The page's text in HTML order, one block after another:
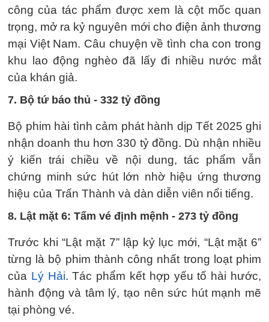
công của tác phẩm được xem là cột mốc quan
trọng, mở ra kỷ nguyên mới cho điện ảnh thương
mại Việt Nam. Câu chuyện về tình cha con trong
khu lao động nghèo đã lấy đi nhiều nước mắt
của khán giả.
7. Bộ tứ báo thủ - 332 tỷ đồng
Bộ phim hài tình cảm phát hành dịp Tết 2025 ghi
nhận doanh thu hơn 330 tỷ đồng. Dù nhận nhiều
ý kiến trái chiều về nội dung, tác phẩm vẫn
chứng minh sức hút lớn nhờ hiệu ứng thương
hiệu của Trấn Thành và dàn diễn viên nổi tiếng.
8. Lật mặt 6: Tấm vé định mệnh - 273 tỷ đồng
Trước khi “Lật mặt 7” lập kỷ lục mới, “Lật mặt 6”
từng là bộ phim thành công nhất trong loạt phim
của Lý Hải. Tác phẩm kết hợp yếu tố hài hước,
hành động và tâm lý, tạo nên sức hút mạnh mẽ
tại phòng vé.